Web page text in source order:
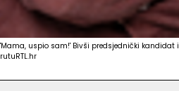
'Mama, uspio sam!' Bivši predsjednički kandidat
rutuRTL.hr